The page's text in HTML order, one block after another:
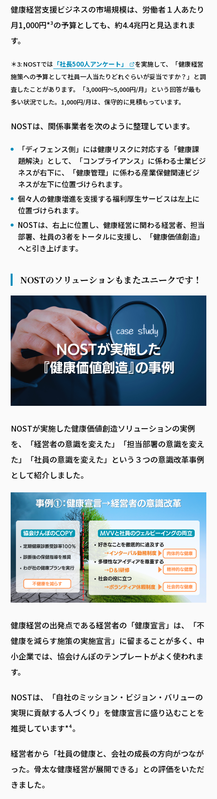
健康経営支援ビジネスの市場規模は、労働者１人あたり
月1,000円*³の予算としても、約4.4兆円と見込まれま
す。
＊3: NOSTでは 「社長500人アンケート」
を実施して、「健康経営
施策への予算として社員一人当たりどれぐらいが妥当ですか？」と調
査したことがあります。「3,000円～5,000円/月」という回答が最も
多い状況でした。1,000円/月は、保守的に見積もっています。
NOSTは、関係事業者を次のように整理しています。
「ディフェンス側」には健康リスクに対応する「健康課
題解決」として、「コンプライアンス」に係わる士業ビジ
ネスが右下に、「健康管理」に係わる産業保健関連ビジ
ネスが左下に位置づけられます。
個々人の健康増進を支援する福利厚生サービスは左上に
位置づけられます。
NOSTは、右上に位置し、健康経営に関わる経営者、担当
部署、社員の3者をトータルに支援し、「健康価値創造」
へと引き上げます。
NOSTのソリューションもまたユニークです！
NOSTが実施した健康価値創造ソリューションの実例
を、「経営者の意識を変えた」「担当部署の意識を変え
た」「社員の意識を変えた」という３つの意識改革事例
として紹介しました。
健康経営の出発点である経営者の「健康宣言」は、「不
健康を減らす施策の実施宣言」に留まることが多く、中
小企業では、協会けんぽのテンプレートがよく使われま
す。
NOSTは、「自社のミッション・ビジョン・バリューの
実現に貢献する人づくり」を健康宣言に盛り込むことを
推奨しています*⁴。
経営者から「社員の健康と、会社の成長の方向がつなが
った。骨太な健康経営が展開できる」との評価をいただ
きました。